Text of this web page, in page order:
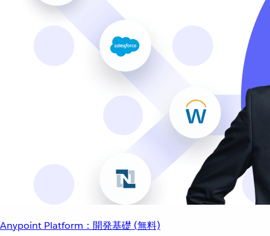
Anypoint Platform：開発基礎 (無料)